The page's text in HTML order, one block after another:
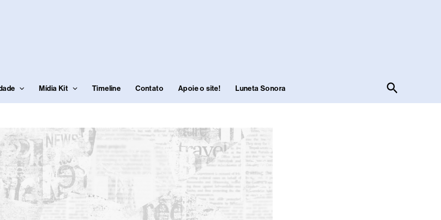
Mídia Kit Timeline Contato Apoie o site! Luneta Sonora Pesquisar